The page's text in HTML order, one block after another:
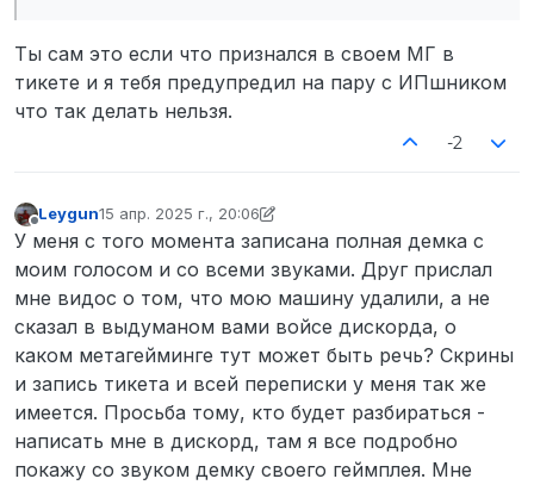
Доказательства:
https://imgur.com/a/PbYrqjD/
https://youtu.be/KfD92nX_vzA
Ознакомлен и согласен ли ты с
условиями подачи жалоб на
Ты сам это если что признался в своем МГ в
тикете и я тебя предупредил на пару с ИПшником
что так делать нельзя.
-2
Leygun15 апр. 2025 г., 20:06
отредактировано Leygun
У меня с того момента записана полная демка с
моим голосом и со всеми звуками. Друг прислал
мне видос о том, что мою машину удалили, а не
сказал в выдуманом вами войсе дискорда, о
каком метагейминге тут может быть речь? Скрины
и запись тикета и всей переписки у меня так же
имеется. Просьба тому, кто будет разбираться -
написать мне в дискорд, там я все подробно
покажу со звуком демку своего геймплея. Мне